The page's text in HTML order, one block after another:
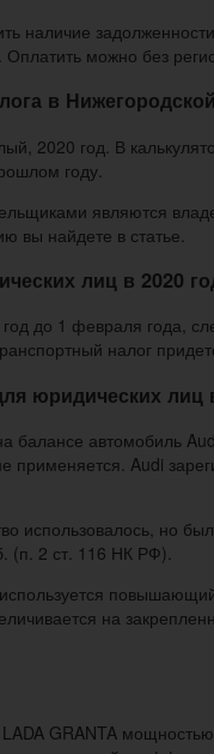
наличие
можно без
в
2020 год. В
году.
являются
вы найдете в статье.
лиц в 2020
до 1 февраля года,
налог
юридических лиц
балансе автомобиль
Audi
использовалось, но
(п. 2 ст. 116 НК РФ).
на
GRANTA